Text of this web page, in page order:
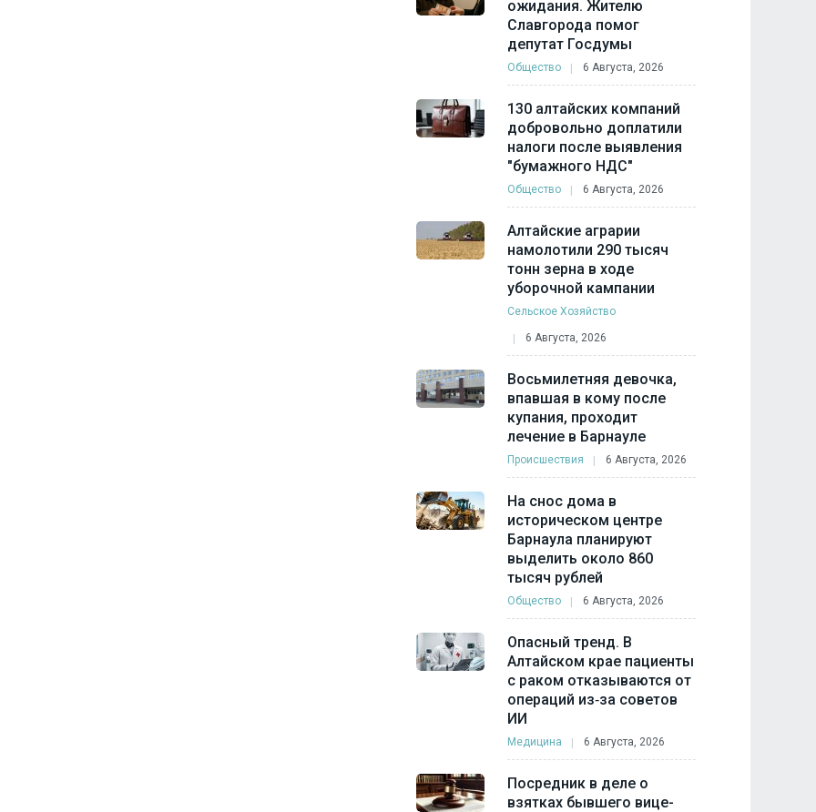
ожидания. Жителю
Славгорода помог
депутат Госдумы
Общество 6 Августа, 2026
130 алтайских компаний
добровольно доплатили
налоги после выявления
"бумажного НДС"
Общество 6 Августа, 2026
Алтайские аграрии
намолотили 290 тысяч
тонн зерна в ходе
уборочной кампании
Сельское Хозяйство
6 Августа, 2026
Восьмилетняя девочка,
впавшая в кому после
купания, проходит
лечение в Барнауле
Происшествия 6 Августа, 2026
На снос дома в
историческом центре
Барнаула планируют
выделить около 860
тысяч рублей
Общество 6 Августа, 2026
Опасный тренд. В
Алтайском крае пациенты
с раком отказываются от
операций из‑за советов
ИИ
Медицина 6 Августа, 2026
Посредник в деле о
взятках бывшего вице-